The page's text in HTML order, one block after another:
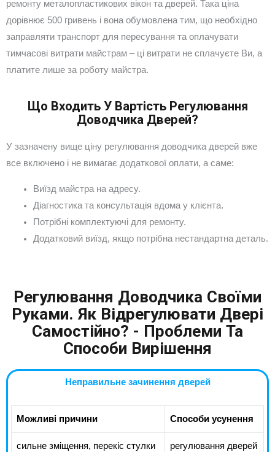
ремонту металопластикових вікон та дверей. Така ціна
дорівнює 500 гривень і вона обумовлена тим, що необхідно
заправляти транспорт для пересування та оплачувати
тимчасові витрати майстрам – ці витрати не сплачуєте Ви, а
платите лише за роботу майстра.
Що Входить У Вартість Регулювання
Доводчика Дверей?
У зазначену вище ціну регулювання доводчика дверей вже
все включено і не вимагає додаткової оплати, а саме:
Виїзд майстра на адресу.
Діагностика та консультація вдома у клієнта.
Потрібні комплектуючі для ремонту.
Додатковий виїзд, якщо потрібна нестандартна деталь.
Регулювання Доводчика Своїми
Руками. Як Відрегулювати Двері
Самостійно? - Проблеми Та
Способи Вирішення
Неправильне зачинення дверей
Можливі причини Способи усунення
сильне зміщення, перекіс стулки
регулювання дверей